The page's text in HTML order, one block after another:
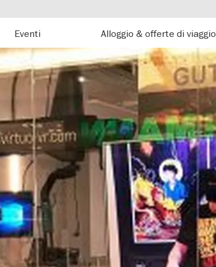
Eventi Alloggio & offerte di viaggio